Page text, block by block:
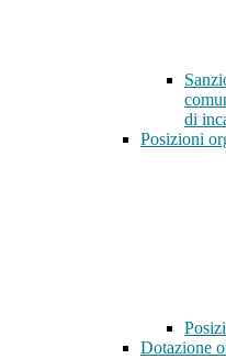
di
Posizioni
Dotazione